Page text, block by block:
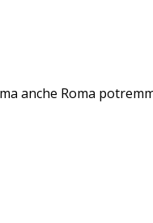
anche Roma